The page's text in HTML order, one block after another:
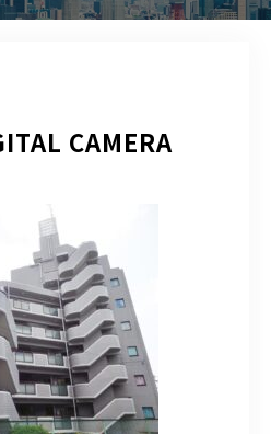
CAMERA
様の声
ある質問
ログ
クセス